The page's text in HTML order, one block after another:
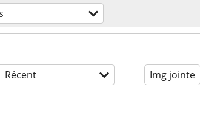
Récent Img jointe